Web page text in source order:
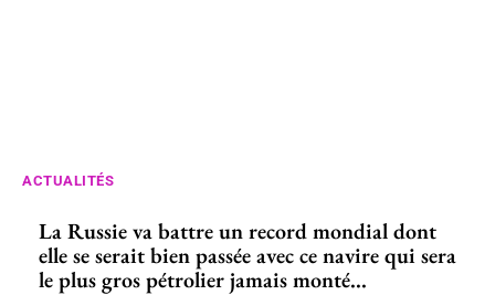
ACTUALITÉS
La Russie va battre un record mondial dont
elle se serait bien passée avec ce navire qui sera
le plus gros pétrolier jamais monté...